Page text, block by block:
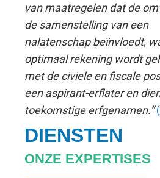
van maatregelen dat de
de samenstelling van een
nalatenschap beïnvloedt,
optimaal rekening wordt
met de civiele en fiscale
een aspirant-erflater en
toekomstige erfgenamen.”
DIENSTEN
ONZE EXPERTISES